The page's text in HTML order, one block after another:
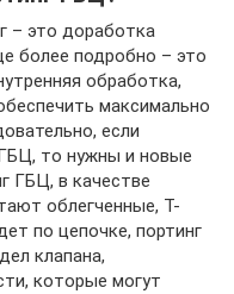
– это доработка
более подробно – это
обработка,
максимально
если
то нужны и новые
ГБЦ, в качестве
облегченные, Т-
по цепочке, портинг
клапана,
которые могут